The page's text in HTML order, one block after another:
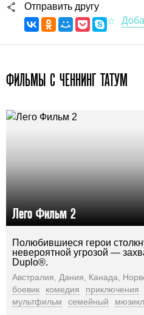
Отправить другу
ФИЛЬМЫ С ЧЕННИНГ ТАТУМ
Лего Фильм 2
Полюбившиеся герои
невероятной угрозой —
Duplo®.
Австралия, Дания, Канада,
боевик
комедия приключения
мультфильм
семейный мюзикл